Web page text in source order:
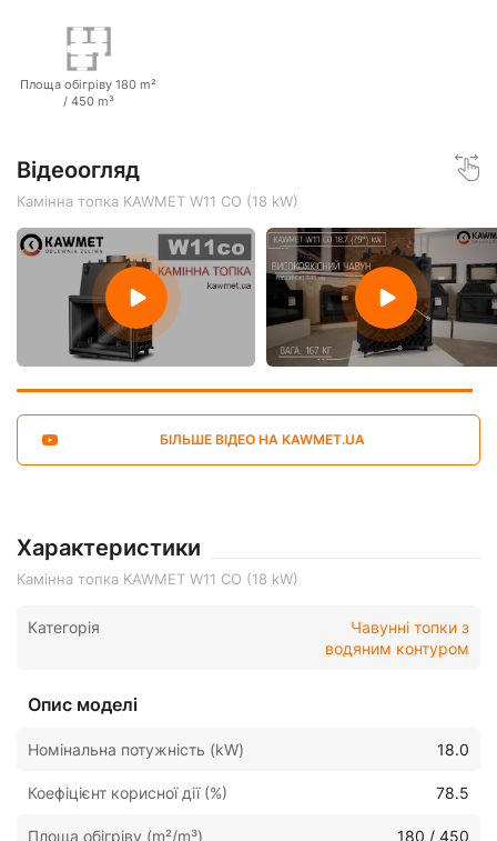
Площа обігріву 180 m²
/ 450 m³
Відеоогляд
Камінна топка KAWMET W11 CO (18 kW)
БІЛЬШЕ ВІДЕО НА KAWMET.UA
Характеристики
Камінна топка KAWMET W11 CO (18 kW)
Категорія
Чавунні топки з
водяним контуром
Опис моделі
Номінальна потужність (kW) 18.0
Коефіцієнт корисної дії (%) 78.5
Площа обігріву (m²/m³) 180 / 450